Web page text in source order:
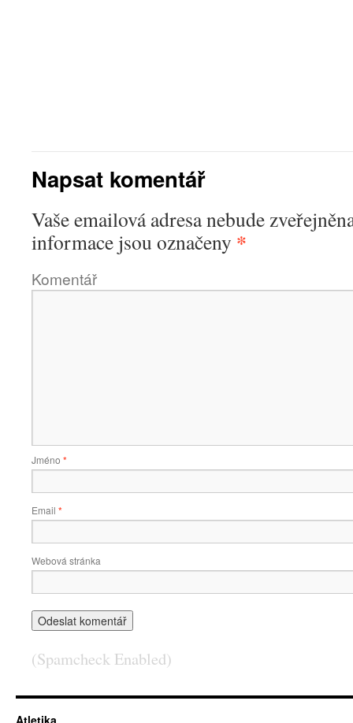
Napsat komentář
Vaše emailová adresa nebude
informace jsou označeny *
Komentář
Jméno *
Email *
Webová stránka
(Spamcheck Enabled)
Atletika